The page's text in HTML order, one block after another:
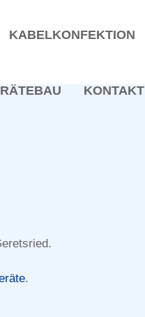
KABELKONFEKTION
KONTAKT
.